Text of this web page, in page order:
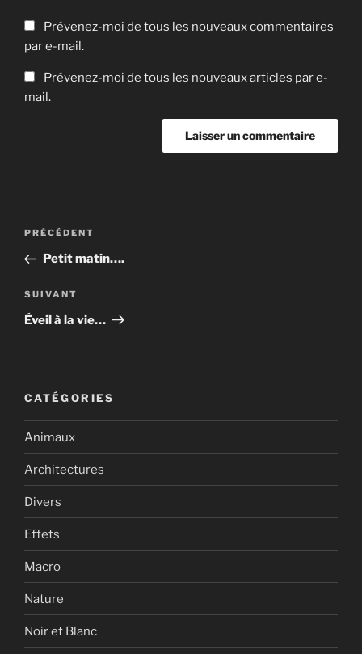
Prévenez-moi de tous les nouveaux commentaires
par e-mail.
Prévenez-moi de tous les nouveaux articles par e-
mail.
Navigation
l’article
Article
précédent
PRÉCÉDENT
Petit matin….
Article
suivant
SUIVANT
Éveil à la vie…
CATÉGORIES
Animaux
Architectures
Divers
Effets
Macro
Nature
Noir et Blanc